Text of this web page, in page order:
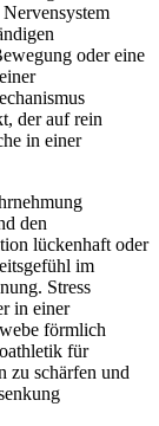
oder eine
der auf rein
in einer
den
lückenhaft oder
im
Stress
in einer
förmlich
für
zu schärfen und